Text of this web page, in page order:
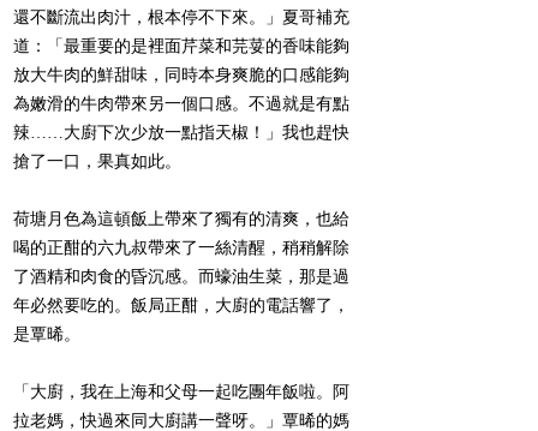
還不斷流出肉汁，根本停不下來。」夏哥補充
道：「最重要的是裡面芹菜和芫荽的香味能夠
放大牛肉的鮮甜味，同時本身爽脆的口感能夠
為嫩滑的牛肉帶來另一個口感。不過就是有點
辣……大廚下次少放一點指天椒！」我也趕快
搶了一口，果真如此。
荷塘月色為這頓飯上帶來了獨有的清爽，也給
喝的正酣的六九叔帶來了一絲清醒，稍稍解除
了酒精和肉食的昏沉感。而蠔油生菜，那是過
年必然要吃的。飯局正酣，大廚的電話響了，
是覃晞。
「大廚，我在上海和父母一起吃團年飯啦。阿
拉老媽，快過來同大廚講一聲呀。」覃晞的媽